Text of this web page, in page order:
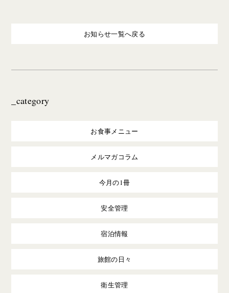
お知らせ一覧へ戻る
_category
お食事メニュー
メルマガコラム
今月の1冊
安全管理
宿泊情報
旅館の日々
衛生管理